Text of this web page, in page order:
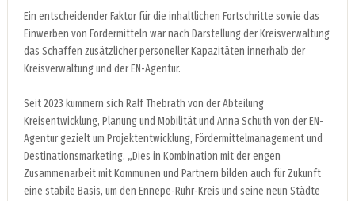
Ein entscheidender Faktor für die inhaltlichen Fortschritte sowie das
Einwerben von Fördermitteln war nach Darstellung der Kreisverwaltung
das Schaffen zusätzlicher personeller Kapazitäten innerhalb der
Kreisverwaltung und der EN-Agentur.
Seit 2023 kümmern sich Ralf Thebrath von der Abteilung
Kreisentwicklung, Planung und Mobilität und Anna Schuth von der EN-
Agentur gezielt um Projektentwicklung, Fördermittelmanagement und
Destinationsmarketing. „Dies in Kombination mit der engen
Zusammenarbeit mit Kommunen und Partnern bilden auch für Zukunft
eine stabile Basis, um den Ennepe-Ruhr-Kreis und seine neun Städte